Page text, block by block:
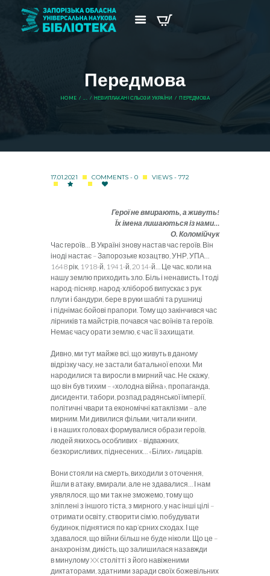
Передмова
HOME ... НЕВИПЛАКАНІ СЛЬОЗИ УКРАЇНИ ПЕРЕДМОВА
17.01.2021 COMMENTS - 0 VIEWS - 772
Герої не вмирають, а живуть!
Їх імена лишаються із нами…
О. Коломійчук
Час героїв… В Україні знову настав час героїв. Він
іноді нас­тає – Запорозьке козацтво, УНР, УПА…
1648 рік, 1918-й, 1941-й, 2014-й… Це час, коли на
нашу землю приходить зло. Біль і нена­висть. І тоді
народ-пісняр, народ-хлібороб випускає з рук
плуги і бандури, бере в руки шаблі та рушниці
і піднімає бойові прапори. Тому що закінчився час
лірників та майстрів, почався час воїнів та героїв.
Немає часу орати землю, є час її захищати.
Дивно, ми тут майже всі, що живуть в даному
відрізку часу, не застали батальної епохи. Ми
народилися та виросли в мирний час. Не скажу,
що він був тихим – «холодна війна», пропаганда,
дисиден­ти, табори, розпад радянської імперії,
політичні чвари та економіч­ні катаклізми – але
мирним. Ми дивилися фільми, читали книги,
і в наших головах формувалися образи героїв,
людей якихось особливих – відважних,
безкорисливих, піднесених… «Білих» лицарів.
Вони стояли на смерть, виходили з оточення,
йшли в атаку, вмирали, але не здавалися… І нам
уявлялося, що ми так не змо­жемо, тому що
зліплені з іншого тіста, з мирного, у нас інші цілі –
отримати освіту, створити сім’ю, побудувати
будинок, піднятися по кар’єрних сходах. І ще
здавалося, що війни більш не буде ніколи. Що це –
анахронізм, дикість, що залишилася назавжди
в минулому XX столітті з його навіженими
диктаторами, здатними заради своїх божевільних